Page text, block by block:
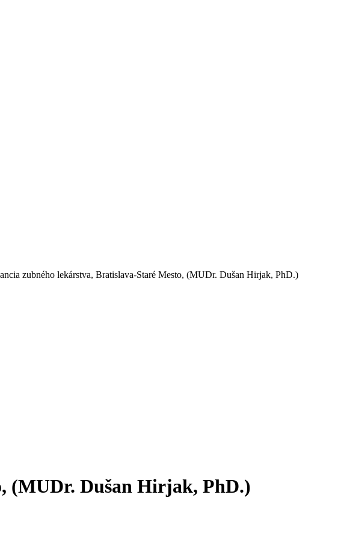
zubného lekárstva, Bratislava-Staré Mesto, (MUDr. Dušan Hirjak, PhD.)
(MUDr. Dušan Hirjak, PhD.)